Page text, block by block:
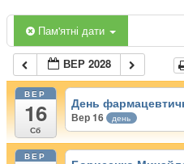
Пам'ятні дати
ВЕР 2028
ВЕР
16
Сб
День
Вер 16 день
ВЕР